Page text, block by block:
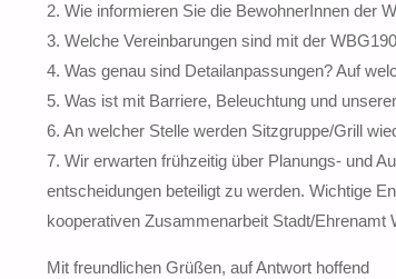
2. Wie informieren Sie die BewohnerInnen der
3. Welche Vereinbarungen sind mit der
4. Was genau sind Detailanpassungen? Auf
5. Was ist mit Barriere, Beleuchtung und
6. An welcher Stelle werden Sitzgruppe/Grill
7. Wir erwarten frühzeitig über Planungs- und
entscheidungen beteiligt zu werden. Wichtige
kooperativen Zusammenarbeit Stadt/Ehrenamt
Mit freundlichen Grüßen, auf Antwort hoffend